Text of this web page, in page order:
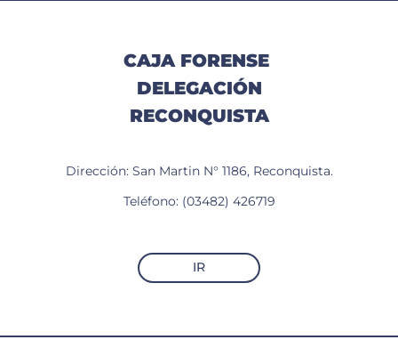
CAJA FORENSE
DELEGACIÓN
RECONQUISTA
Dirección: San Martin N° 1186, Reconquista.
Teléfono: (03482) 426719
IR